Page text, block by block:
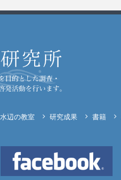
水辺の教室 研究成果 書籍